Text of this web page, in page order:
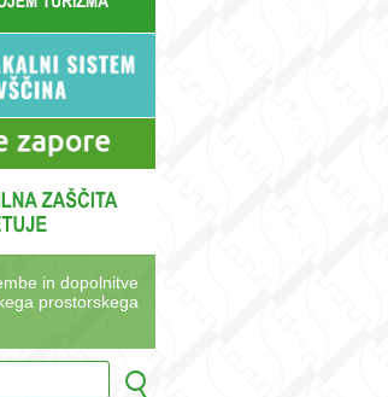
in dopolnitve
prostorskega